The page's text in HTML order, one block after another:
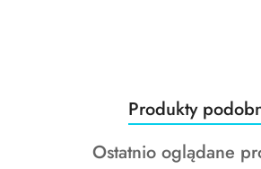
Pomiń karuzelę produktów
Produkty
o
statusie:
Produkty
Produkty
Ostatnio oglądane